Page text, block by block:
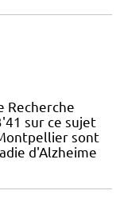
Recherche
sur ce sujet
sont
d'Alzheime